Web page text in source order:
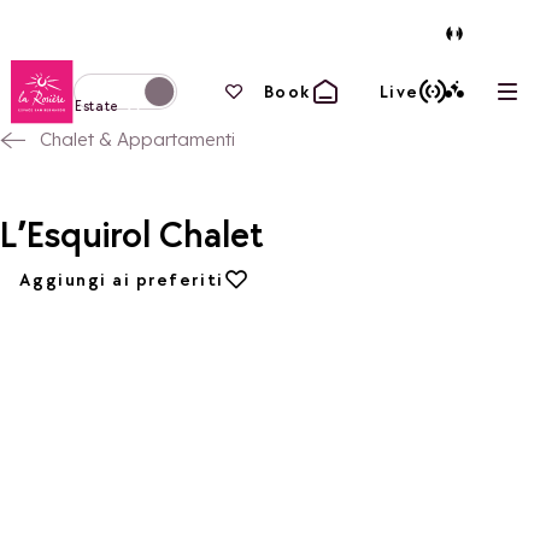
Torna alla home page
Passa alla modalità invernale
Estate
I tuoi preferiti
Book Live
Chalet & Appartamenti
L’Esquirol Chalet
Aggiungi ai preferiti
Aggiungi ai preferiti